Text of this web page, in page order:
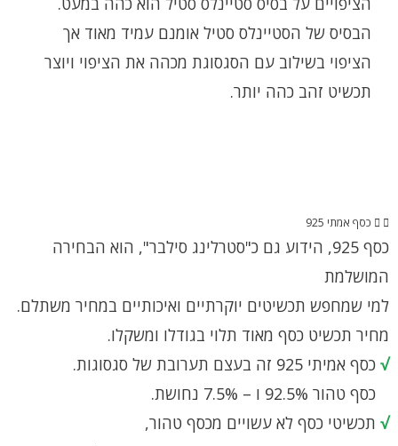
הבסיס של הסטיינלס סטיל אומנם עמיד מאוד אך
הציפוי בשילוב עם הסגסוגת מכהה את הציפוי ויוצר
תכשיט זהב כהה יותר.
כסף אמתי 925
כסף 925, הידוע גם כ"סטרלינג סילבר", הוא הבחירה
המושלמת
למי שמחפש תכשיטים יוקרתיים ואיכותיים במחיר משתלם.
מחיר תכשיט כסף מאוד תלוי בגודלו ומשקלו.
√ כסף אמיתי 925 זה בעצם תערובת של סגסוגות.
כסף טהור 92.5% ו – 7.5% נחושת.
√ תכשיטי כסף לא עשויים מכסף טהור,